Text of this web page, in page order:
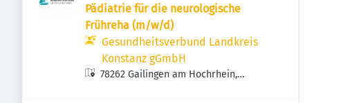
Pädiatrie für die neurologische
Frühreha (m/w/d)
Gesundheitsverbund Landkreis
Konstanz gGmbH
78262 Gailingen am Hochrhein,